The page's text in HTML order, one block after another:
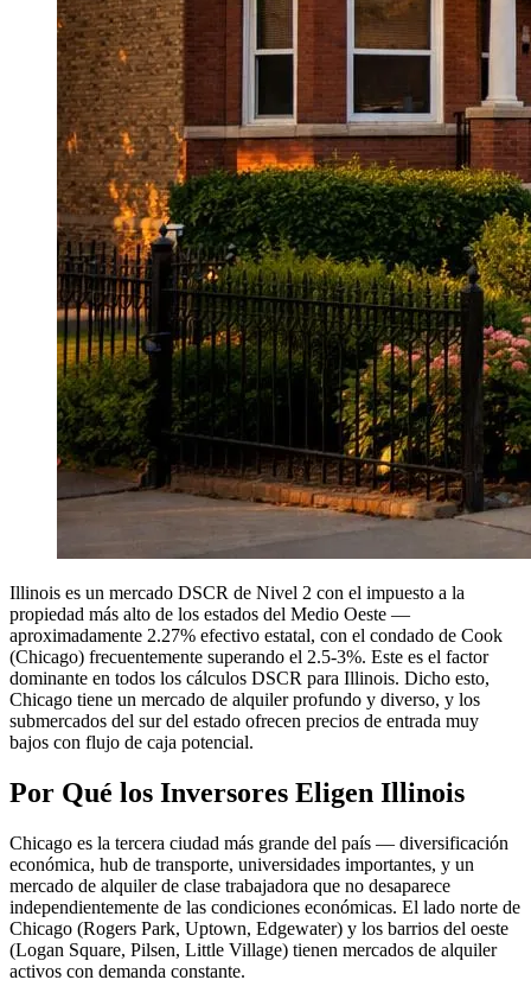
Illinois es un mercado DSCR de Nivel 2 con el impuesto a la
propiedad más alto de los estados del Medio Oeste —
aproximadamente 2.27% efectivo estatal, con el condado de Cook
(Chicago) frecuentemente superando el 2.5-3%. Este es el factor
dominante en todos los cálculos DSCR para Illinois. Dicho esto,
Chicago tiene un mercado de alquiler profundo y diverso, y los
submercados del sur del estado ofrecen precios de entrada muy
bajos con flujo de caja potencial.
Por Qué los Inversores Eligen Illinois
Chicago es la tercera ciudad más grande del país — diversificación
económica, hub de transporte, universidades importantes, y un
mercado de alquiler de clase trabajadora que no desaparece
independientemente de las condiciones económicas. El lado norte de
Chicago (Rogers Park, Uptown, Edgewater) y los barrios del oeste
(Logan Square, Pilsen, Little Village) tienen mercados de alquiler
activos con demanda constante.